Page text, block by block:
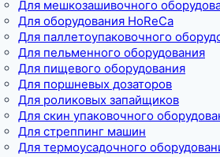
Для мешкозашивочного
Для оборудования HoReCa
Для паллетоупаковочного
Для пельменного оборудования
Для пищевого оборудования
Для поршневых дозаторов
Для роликовых запайщиков
Для скин упаковочного
Для стреппинг машин
Для термоусадочного